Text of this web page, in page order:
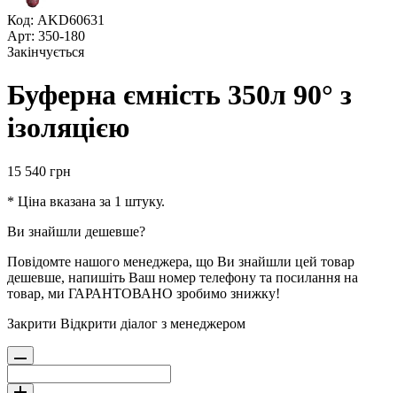
Код: AKD60631
Арт: 350-180
Закінчується
Буферна ємність 350л 90° з
ізоляцією
15 540 грн
* Ціна вказана за 1 штуку.
Ви знайшли дешевше?
Повідомте нашого менеджера, що Ви знайшли цей товар
дешевше, напишіть Ваш номер телефону та посилання на
товар, ми ГАРАНТОВАНО зробимо знижку!
Закрити Відкрити діалог з менеджером